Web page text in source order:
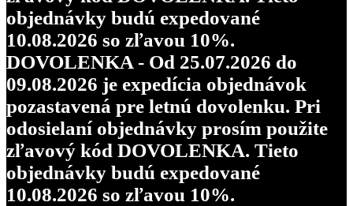
objednávky budú expedované
10.08.2026 so zľavou 10%.
DOVOLENKA - Od 25.07.2026 do
09.08.2026 je expedícia objednávok
pozastavená pre letnú dovolenku. Pri
odosielaní objednávky prosím použite
zľavový kód DOVOLENKA. Tieto
objednávky budú expedované
10.08.2026 so zľavou 10%.